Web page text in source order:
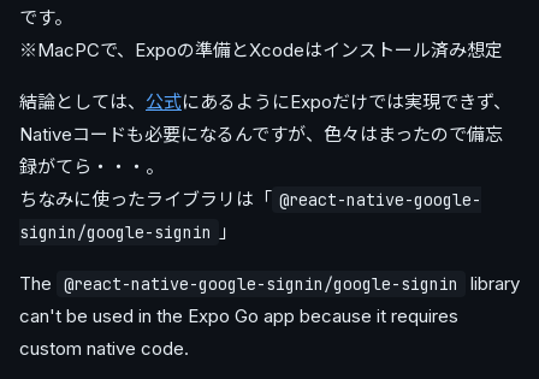
です。
※MacPCで、Expoの準備とXcodeはインストール済み想定
結論としては、 公式にあるようにExpoだけでは実現できず、
Nativeコードも必要になるんですが、色々はまったので備忘
録がてら・・・。
ちなみに使ったライブラリは「 @react-native-google-
signin/google-signin
」
The @react-native-google-signin/google-signin
library
can't be used in the Expo Go app because it requires
custom native code.